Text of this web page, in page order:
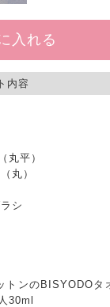
入れる
内容
丸平）
丸）
シ
トンのBISYODOタ
30ml